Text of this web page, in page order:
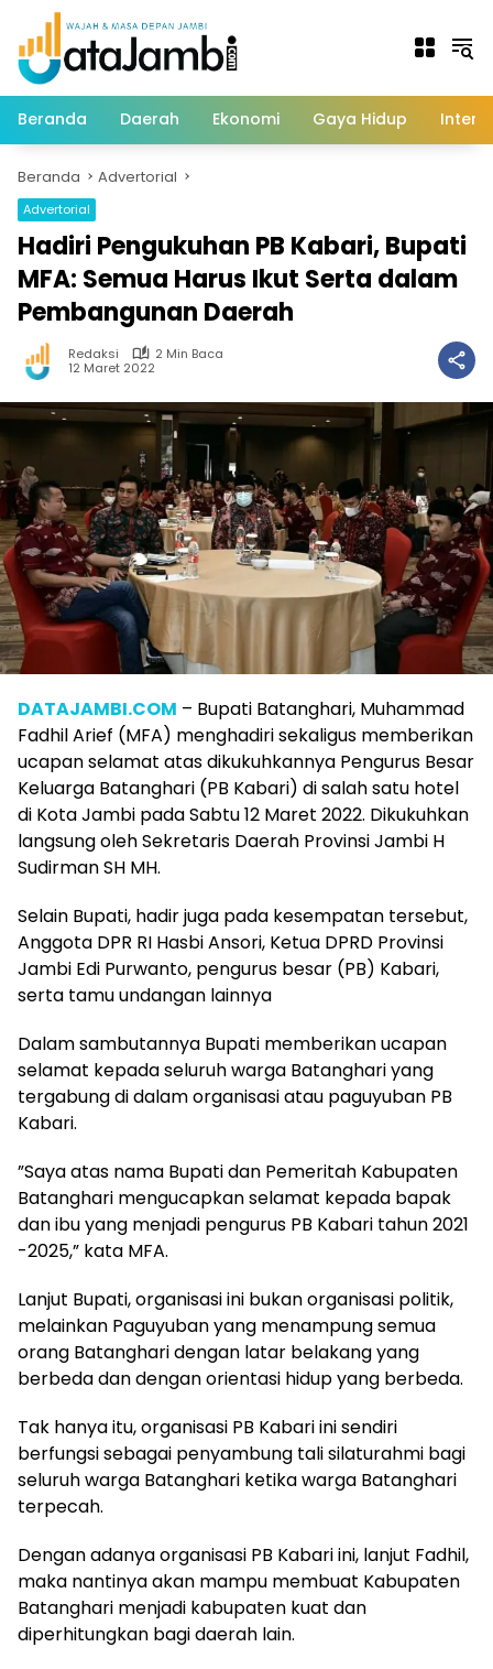
Langsung
konten
Beranda Daerah Ekonomi Gaya Hidup
Beranda Advertorial
Advertorial
Hadiri Pengukuhan PB Kabari, Bupati
MFA: Semua Harus Ikut Serta dalam
Pembangunan Daerah
Redaksi
2 Min Baca
12 Maret 2022
DATAJAMBI.COM – Bupati Batanghari, Muhammad
Fadhil Arief (MFA) menghadiri sekaligus memberikan
ucapan selamat atas dikukuhkannya Pengurus Besar
Keluarga Batanghari (PB Kabari) di salah satu hotel
di Kota Jambi pada Sabtu 12 Maret 2022. Dikukuhkan
langsung oleh Sekretaris Daerah Provinsi Jambi H
Sudirman SH MH.
Selain Bupati, hadir juga pada kesempatan tersebut,
Anggota DPR RI Hasbi Ansori, Ketua DPRD Provinsi
Jambi Edi Purwanto, pengurus besar (PB) Kabari,
serta tamu undangan lainnya
Dalam sambutannya Bupati memberikan ucapan
selamat kepada seluruh warga Batanghari yang
tergabung di dalam organisasi atau paguyuban PB
Kabari.
”Saya atas nama Bupati dan Pemeritah Kabupaten
Batanghari mengucapkan selamat kepada bapak
dan ibu yang menjadi pengurus PB Kabari tahun 2021
-2025,” kata MFA.
Lanjut Bupati, organisasi ini bukan organisasi politik,
melainkan Paguyuban yang menampung semua
orang Batanghari dengan latar belakang yang
berbeda dan dengan orientasi hidup yang berbeda.
Tak hanya itu, organisasi PB Kabari ini sendiri
berfungsi sebagai penyambung tali silaturahmi bagi
seluruh warga Batanghari ketika warga Batanghari
terpecah.
Dengan adanya organisasi PB Kabari ini, lanjut Fadhil,
maka nantinya akan mampu membuat Kabupaten
Batanghari menjadi kabupaten kuat dan
diperhitungkan bagi daerah lain.